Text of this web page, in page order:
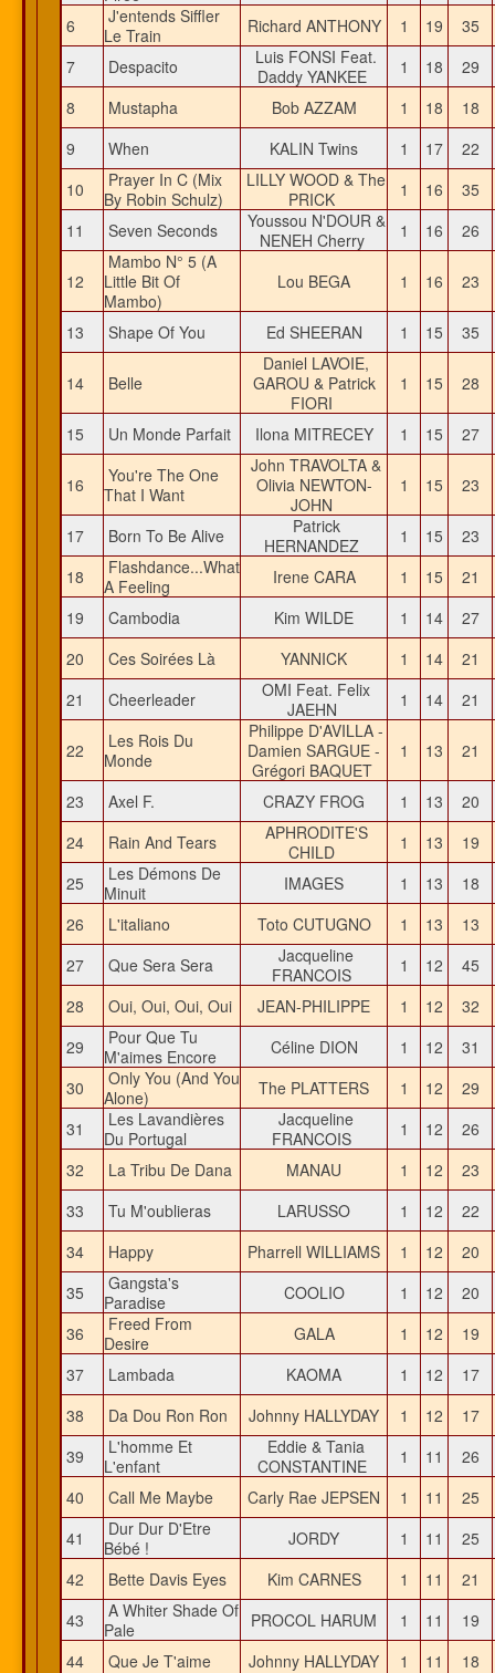
6
J'entends Siffler
Le Train
Richard ANTHONY 1 19
35
7
Despacito
Luis FONSI Feat.
Daddy YANKEE
1 18
29
8
Mustapha Bob AZZAM 1 18
18
9
When KALIN Twins 1 17
22
10
Prayer In C (Mix
By Robin Schulz)
LILLY WOOD & The
PRICK
1 16
35
11
Seven Seconds
Youssou N'DOUR &
NENEH Cherry
1 16 26
12
Mambo N° 5 (A
Little Bit Of
Mambo)
Lou BEGA 1 16 23
13 Shape Of You Ed SHEERAN 1 15 35
14 Belle
Daniel LAVOIE,
GAROU & Patrick
FIORI
1 15 28
15 Un Monde Parfait Ilona MITRECEY 1 15 27
16
You're The One
That I Want
John TRAVOLTA &
Olivia NEWTON-
JOHN
1 15 23
17 Born To Be Alive
Patrick
HERNANDEZ
1 15
23
18
Flashdance...What
A Feeling
Irene CARA 1 15
21
19
Cambodia Kim WILDE 1 14
27
20
Ces Soirées Là YANNICK 1 14
21
21
Cheerleader
OMI Feat. Felix
JAEHN
1 14 21
22
Les Rois Du
Monde
Philippe D'AVILLA -
Damien SARGUE -
Grégori BAQUET
1 13 21
23 Axel F. CRAZY FROG 1 13
20
24
Rain And Tears
APHRODITE'S
CHILD
1 13
19
25
Les Démons De
Minuit
IMAGES 1 13
18
26
L'italiano Toto CUTUGNO 1 13
13
27
Que Sera Sera
Jacqueline
FRANCOIS
1 12
45
28
Oui, Oui, Oui, Oui JEAN-PHILIPPE 1 12
32
29
Pour Que Tu
M'aimes Encore
Céline DION 1 12
31
30
Only You (And You
Alone)
The PLATTERS 1 12
29
31
Les Lavandières
Du Portugal
Jacqueline
FRANCOIS
1 12
26
32
La Tribu De Dana MANAU 1 12
23
33
Tu M'oublieras LARUSSO 1 12
22
34
Happy Pharrell WILLIAMS 1 12
20
35
Gangsta's
Paradise
COOLIO 1 12
20
36
Freed From
Desire
GALA 1 12
19
37
Lambada KAOMA 1 12
17
38
Da Dou Ron Ron Johnny HALLYDAY 1 12
17
39
L'homme Et
L'enfant
Eddie & Tania
CONSTANTINE
1 11
26
40
Call Me Maybe Carly Rae JEPSEN 1 11
25
41
Dur Dur D'Etre
Bébé !
JORDY 1 11
25
42
Bette Davis Eyes Kim CARNES 1 11
21
43
A Whiter Shade Of
Pale
PROCOL HARUM 1 11
19
44
Que Je T'aime Johnny HALLYDAY 1 11
18